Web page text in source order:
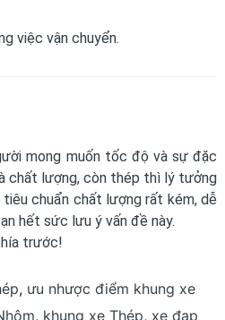
việc vận chuyển.
mong muốn tốc độ và sự đặc
chất lượng, còn thép thì lý tưởng
chuẩn chất lượng rất kém, dễ
hết sức lưu ý vấn đề này.
trước!
, ưu nhược điểm khung xe
, khung xe Thép, xe đạp